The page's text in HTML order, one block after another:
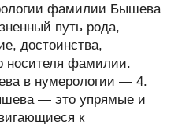
фамилии Бышева
путь рода,
достоинства,
носителя фамилии.
в нумерологии — 4.
— это упрямые и
к